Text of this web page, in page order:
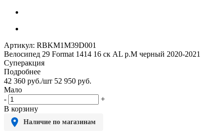
Артикул: RBKM1M39D001
Велосипед 29 Format 1414 16 ск AL р.M черный 2020-2021
Суперакция
Подробнее
42 360 руб./шт 52 950 руб.
Мало
-
+
В корзину
Наличие по магазинам